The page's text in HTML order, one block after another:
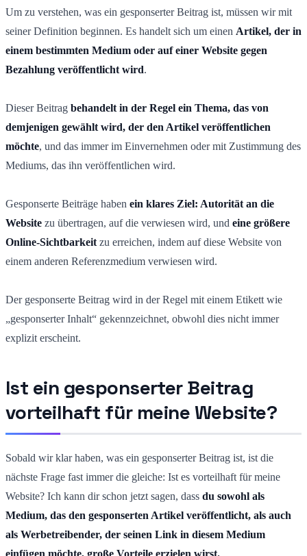
Um zu verstehen, was ein gesponserter Beitrag ist, müssen wir mit
seiner Definition beginnen. Es handelt sich um einen Artikel, der in
einem bestimmten Medium oder auf einer Website gegen
Bezahlung veröffentlicht wird.
Dieser Beitrag behandelt in der Regel ein Thema, das von
demjenigen gewählt wird, der den Artikel veröffentlichen
möchte, und das immer im Einvernehmen oder mit Zustimmung des
Mediums, das ihn veröffentlichen wird.
Gesponserte Beiträge haben ein klares Ziel: Autorität an die
Website zu übertragen, auf die verwiesen wird, und eine größere
Online-Sichtbarkeit zu erreichen, indem auf diese Website von
einem anderen Referenzmedium verwiesen wird.
Der gesponserte Beitrag wird in der Regel mit einem Etikett wie
„gesponserter Inhalt“ gekennzeichnet, obwohl dies nicht immer
explizit erscheint.
Ist ein gesponserter Beitrag
vorteilhaft für meine Website?
Sobald wir klar haben, was ein gesponserter Beitrag ist, ist die
nächste Frage fast immer die gleiche: Ist es vorteilhaft für meine
Website? Ich kann dir schon jetzt sagen, dass du sowohl als
Medium, das den gesponserten Artikel veröffentlicht, als auch
als Werbetreibender, der seinen Link in diesem Medium
einfügen möchte, große Vorteile erzielen wirst.